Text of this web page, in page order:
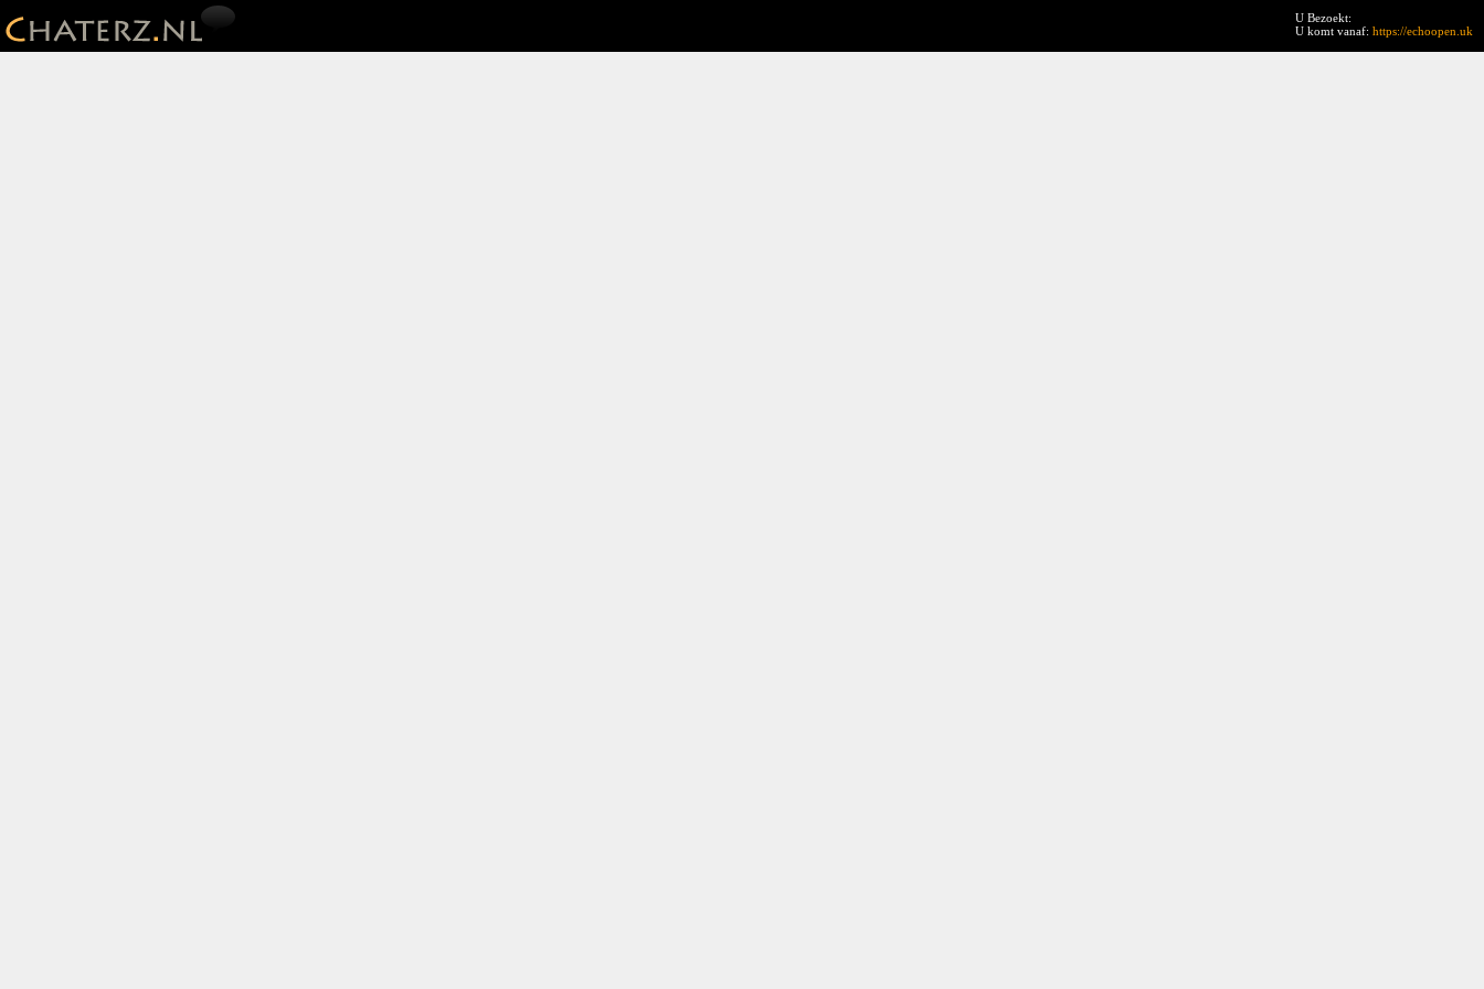
U Bezoekt:
U komt vanaf: https://echoopen.uk